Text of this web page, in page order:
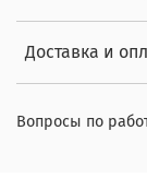
Доставка и
Вопросы по